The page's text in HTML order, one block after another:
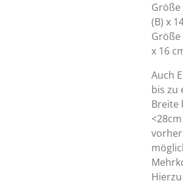
Größe
(B) x
Größe
x 16
Auch
bis zu
Breite